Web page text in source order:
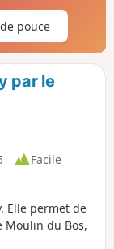
pouce
par le
Facile
Elle permet de
Moulin du Bos,